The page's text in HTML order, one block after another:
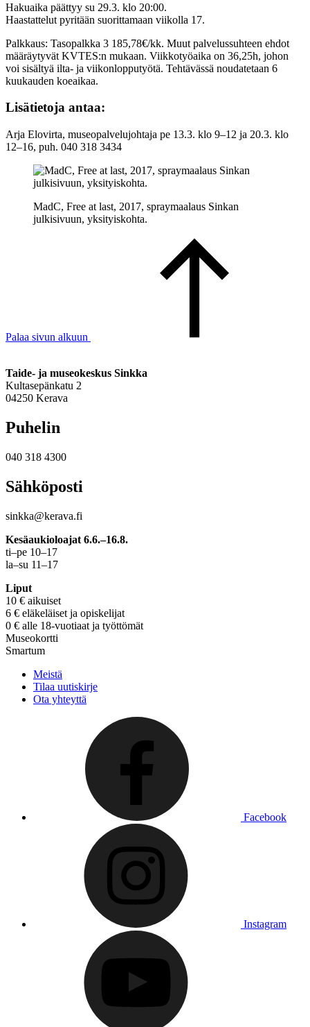
Hakuaika päättyy su 29.3. klo 20:00.
Haastattelut pyritään suorittamaan viikolla 17.
Palkkaus: Tasopalkka 3 185,78€/kk. Muut palvelussuhteen ehdot
määräytyvät KVTES:n mukaan. Viikkotyöaika on 36,25h, johon
voi sisältyä ilta- ja viikonlopputyötä. Tehtävässä noudatetaan 6
kuukauden koeaikaa.
Lisätietoja antaa:
Arja Elovirta, museopalvelujohtaja pe 13.3. klo 9–12 ja 20.3. klo
12–16, puh. 040 318 3434
MadC, Free at last, 2017, spraymaalaus Sinkan
julkisivuun, yksityiskohta.
Palaa sivun alkuun
Taide- ja museokeskus Sinkka
Kultasepänkatu 2
04250 Kerava
Puhelin
040 318 4300
Sähköposti
sinkka@kerava.fi
Kesäaukioloajat 6.6.–16.8.
ti–pe 10–17
la–su 11–17
Liput
10 € aikuiset
6 € eläkeläiset ja opiskelijat
0 € alle 18-vuotiaat ja työttömät
Museokortti
Smartum
Meistä
Tilaa uutiskirje
Ota yhteyttä
Facebook
Instagram